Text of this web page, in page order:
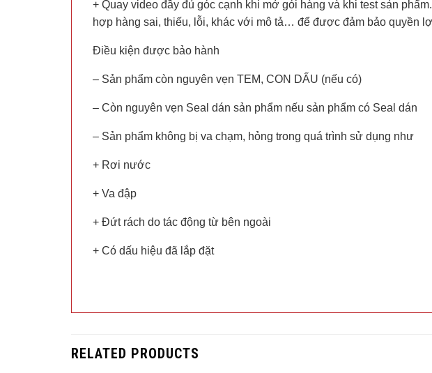
+ Quay video đầy đủ góc cạnh khi mở gói hàng và khi test sản
hợp hàng sai, thiếu, lỗi, khác với mô tả… để được đảm bảo quyền
Điều kiện được bảo hành
– Sản phẩm còn nguyên vẹn TEM, CON DẤU (nếu có)
– Còn nguyên vẹn Seal dán sản phẩm nếu sản phẩm có Seal dán
– Sản phẩm không bị va chạm, hỏng trong quá trình sử dụng như
+ Rơi nước
+ Va đập
+ Đứt rách do tác động từ bên ngoài
+ Có dấu hiệu đã lắp đặt
RELATED PRODUCTS